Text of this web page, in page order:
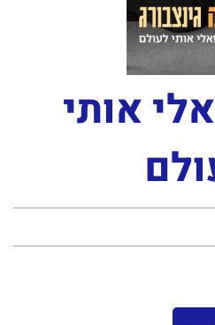
אותי